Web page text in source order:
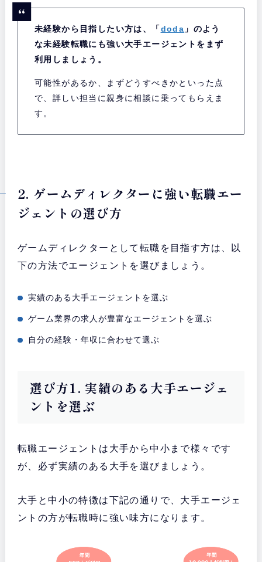
未経験から目指したい方は、「doda 」のよう
な未経験転職にも強い大手エージェントをまず
利用しましょう。
可能性があるか、まずどうすべきかといった点
で、詳しい担当に親身に相談に乗ってもらえま
す。
2. ゲームディレクターに強い転職エー
ジェントの選び方
ゲームディレクターとして転職を目指す方は、以
下の方法でエージェントを選びましょう。
実績のある大手エージェントを選ぶ
ゲーム業界の求人が豊富なエージェントを選ぶ
自分の経験・年収に合わせて選ぶ
選び方1. 実績のある大手エージェ
ントを選ぶ
転職エージェントは大手から中小まで様々です
が、必ず実績のある大手を選びましょう。
大手と中小の特徴は下記の通りで、大手エージェ
ントの方が転職時に強い味方になります。